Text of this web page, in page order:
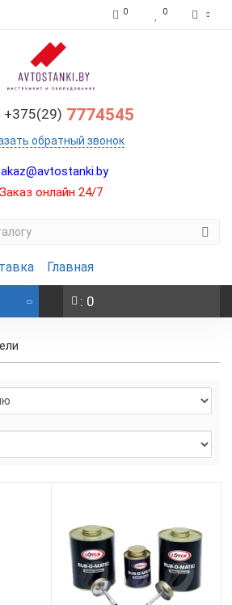
0 0
+375(29) 7774545
обратный звонок
Заказ онлайн 24/7
Главная
: 0